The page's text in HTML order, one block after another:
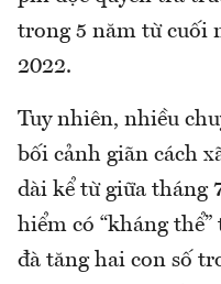
trong 5 năm từ cuối
2022.
Tuy nhiên, nhiều
bối cảnh giãn cách
dài kể từ giữa tháng
hiểm có “kháng
đà tăng hai con số